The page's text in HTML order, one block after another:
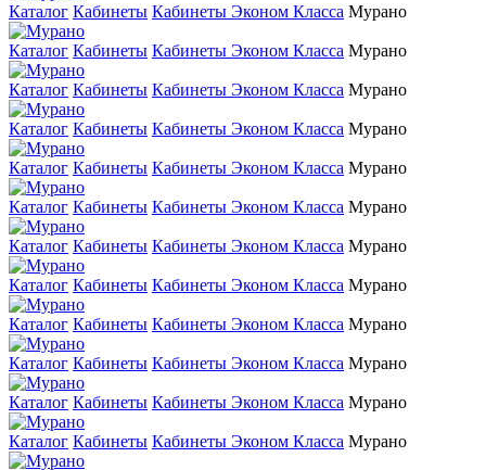
Каталог Кабинеты Кабинеты Эконом Класса Мурано
Каталог Кабинеты Кабинеты Эконом Класса Мурано
Каталог Кабинеты Кабинеты Эконом Класса Мурано
Каталог Кабинеты Кабинеты Эконом Класса Мурано
Каталог Кабинеты Кабинеты Эконом Класса Мурано
Каталог Кабинеты Кабинеты Эконом Класса Мурано
Каталог Кабинеты Кабинеты Эконом Класса Мурано
Каталог Кабинеты Кабинеты Эконом Класса Мурано
Каталог Кабинеты Кабинеты Эконом Класса Мурано
Каталог Кабинеты Кабинеты Эконом Класса Мурано
Каталог Кабинеты Кабинеты Эконом Класса Мурано
Каталог Кабинеты Кабинеты Эконом Класса Мурано